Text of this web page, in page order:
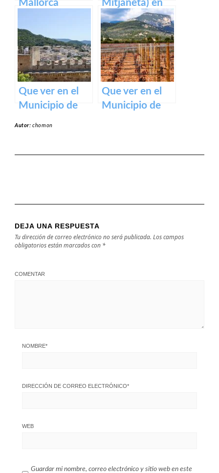
Mallorca
Mitjaneta) en
Menorca
Que ver en el
Municipio de
Que ver en el
Municipio de
Autor:chomon
DEJA UNA RESPUESTA
Tu dirección de correo electrónico no será publicada. Los campos
obligatorios están marcados con *
COMENTAR
NOMBRE*
DIRECCIÓN DE CORREO ELECTRÓNICO*
WEB
Guardar mi nombre, correo electrónico y sitio web en este